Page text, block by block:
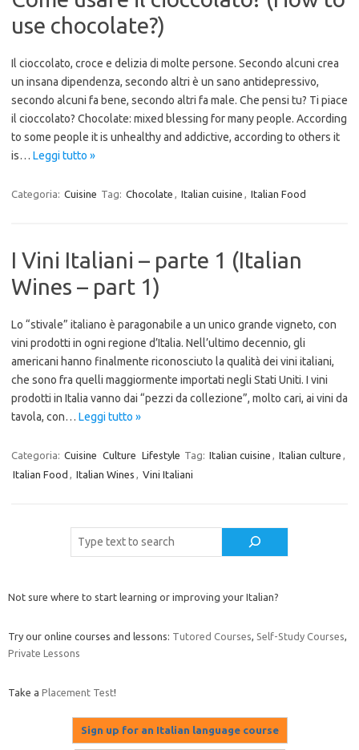
use chocolate?)
Il cioccolato, croce e delizia di molte persone. Secondo alcuni crea
un insana dipendenza, secondo altri è un sano antidepressivo,
secondo alcuni fa bene, secondo altri fa male. Che pensi tu? Ti piace
il cioccolato? Chocolate: mixed blessing for many people. According
to some people it is unhealthy and addictive, according to others it
is… Leggi tutto »
Categoria: Cuisine Tag: Chocolate Italian cuisine Italian Food
I Vini Italiani – parte 1 (Italian
Wines – part 1)
Lo “stivale” italiano è paragonabile a un unico grande vigneto, con
vini prodotti in ogni regione d’Italia. Nell’ultimo decennio, gli
americani hanno finalmente riconosciuto la qualità dei vini italiani,
che sono fra quelli maggiormente importati negli Stati Uniti. I vini
prodotti in Italia vanno dai “pezzi da collezione”, molto cari, ai vini da
tavola, con… Leggi tutto »
Categoria: Cuisine Culture Lifestyle Tag: Italian cuisine Italian culture
Italian Food
Italian Wines Vini Italiani
Not sure where to start learning or improving your Italian?
Try our online courses and lessons: Tutored Courses Self-Study Courses
Private Lessons
Take a Placement Test!